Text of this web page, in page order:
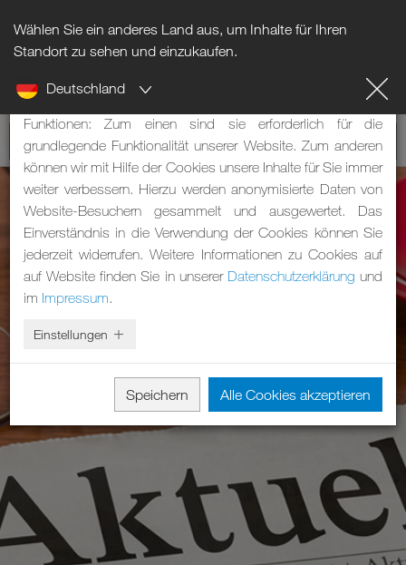
Wählen Sie ein anderes Land aus, um Inhalte für Ihren
Standort zu sehen und einzukaufen.
Deutschland
Hinweis zu Cookies
Unsere Webseite verwendet Cookies. Diese haben zwei
Funktionen: Zum einen sind sie erforderlich für die
grundlegende Funktionalität unserer Website. Zum anderen
können wir mit Hilfe der Cookies unsere Inhalte für Sie immer
weiter verbessern. Hierzu werden anonymisierte Daten von
Website-Besuchern gesammelt und ausgewertet. Das
Einverständnis in die Verwendung der Cookies können Sie
jederzeit widerrufen. Weitere Informationen zu Cookies auf
auf Website finden Sie in unserer Datenschutzerklärung und
im Impressum.
Einstellungen
Speichern Alle Cookies akzeptieren